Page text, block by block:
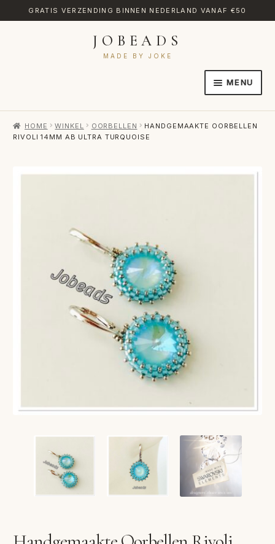
GRATIS VERZENDING BINNEN NEDERLAND VANAF €50
JOBEADS
MADE BY JOKE
MENU
AFREKENEN
RETOURNEREN
VERLANGLIJST
VERZENDKOSTEN
HOME WINKEL OORBELLEN
HANDGEMAAKTE OORBELLEN
RIVOLI 14MM AB ULTRA TURQUOISE